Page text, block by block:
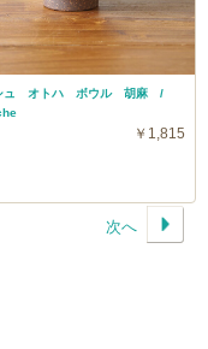
ュ オトハ ボウル 胡麻 /
￥1,815
次へ